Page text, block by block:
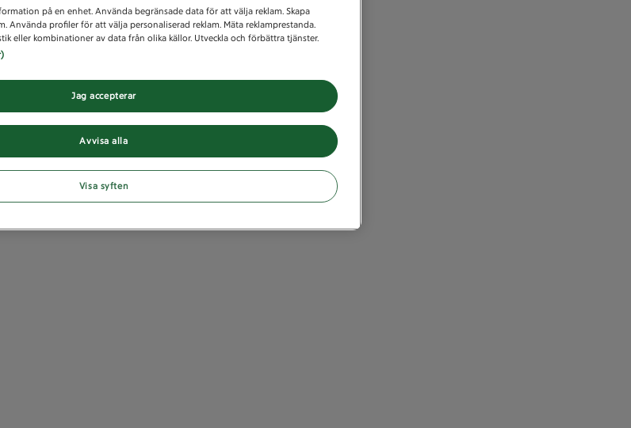
på en enhet. Använda begränsade data för att välja reklam. Skapa
Använda profiler för att välja personaliserad reklam. Mäta reklamprestanda.
eller kombinationer av data från olika källor. Utveckla och förbättra tjänster.
Avvisa alla
Jag accepterar
Visa syften